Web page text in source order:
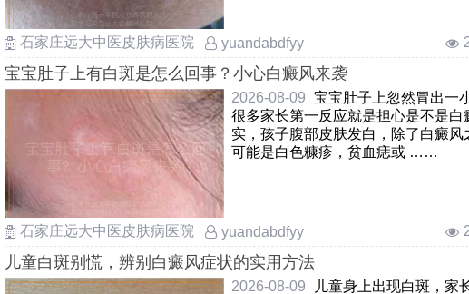
石家庄远大中医皮肤病医院 yuandabdfyy
宝宝肚子上有白斑是怎么回事？小心白癜风来袭
2026-08-09 宝宝肚子上忽然冒出一
很多家长第一反应就是担心是不是白
实，孩子腹部皮肤发白，除了白癜风
可能是白色糠疹，贫血痣或 ……
石家庄远大中医皮肤病医院 yuandabdfyy
儿童白斑别慌，辨别白癜风症状的实用方法
2026-08-09 儿童身上出现白斑，家